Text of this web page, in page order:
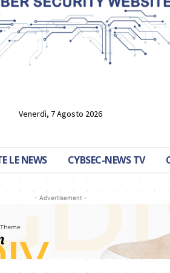
Venerdì, 7 Agosto 2026
LE NEWS CYBSEC-NEWS TV
- Advertisement -